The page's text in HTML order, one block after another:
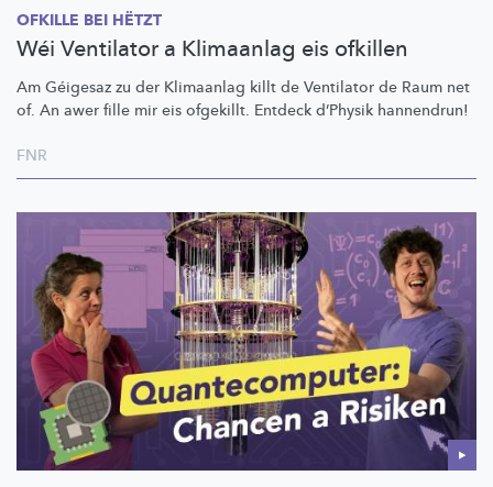
OFKILLE BEI HËTZT
Wéi Ventilator a Klimaanlag eis ofkillen
Am Géigesaz zu der Klimaanlag killt de Ventilator de Raum net
of. An awer fille mir eis ofgekillt. Entdeck d’Physik hannendrun!
FNR